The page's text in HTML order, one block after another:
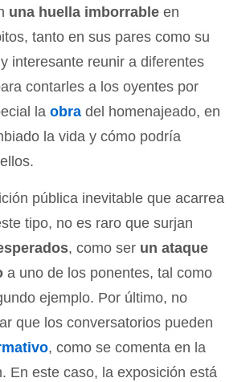
una huella imborrable en
tanto en sus pares como su
interesante reunir a diferentes
contarles a los oyentes por
la obra del homenajeado, en
la vida y cómo podría
pública inevitable que acarrea
tipo, no es raro que surjan
, como ser un ataque
a uno de los ponentes, tal como
ejemplo. Por último, no
que los conversatorios pueden
, como se comenta en la
En este caso, la exposición está